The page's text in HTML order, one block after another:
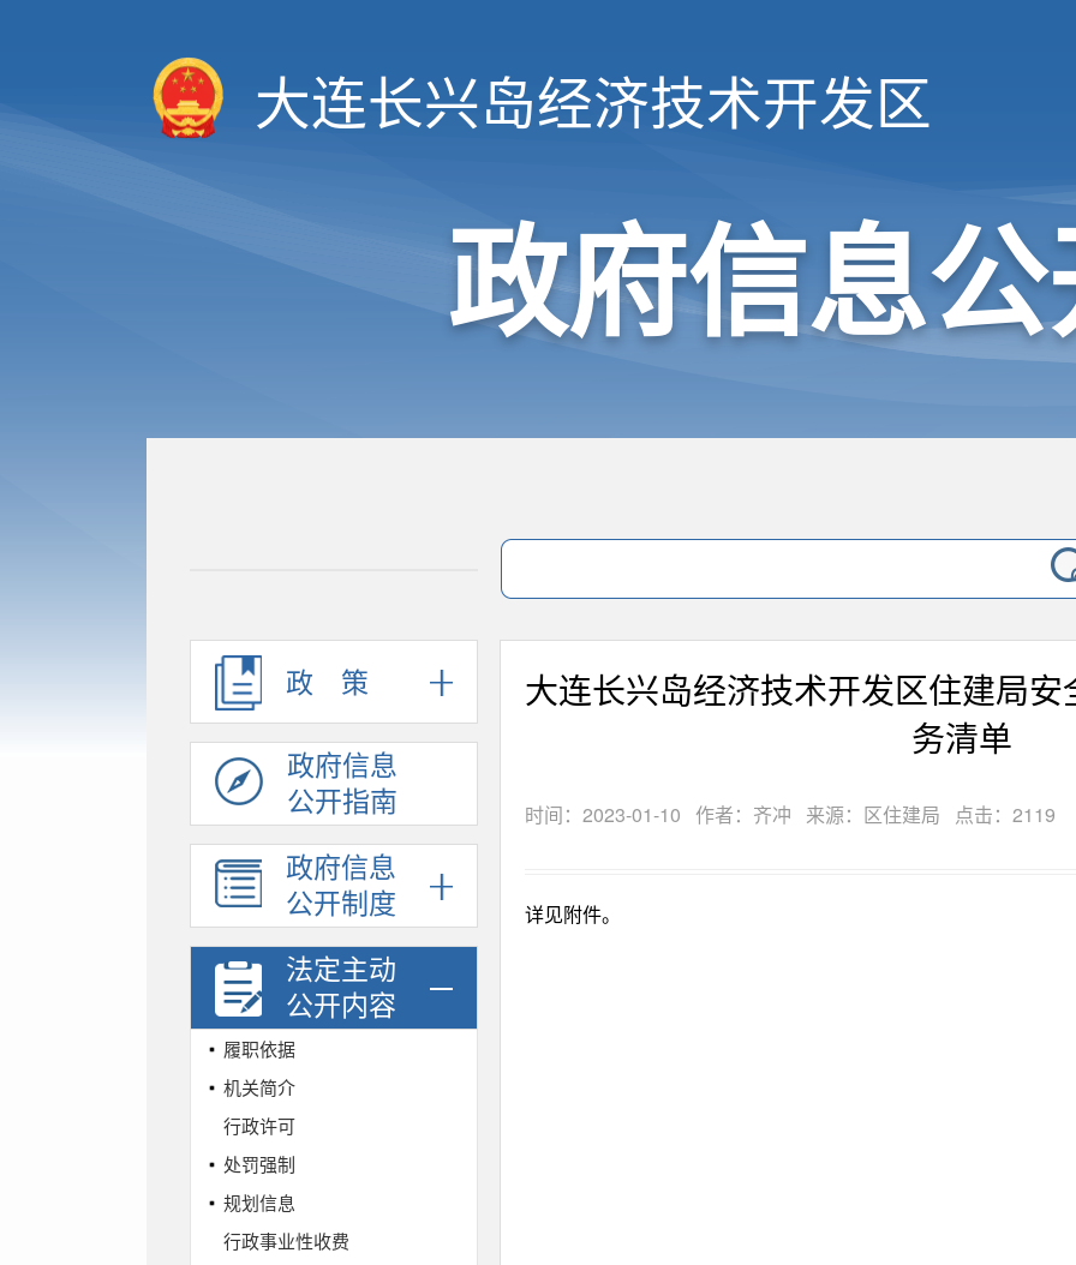
大连长兴岛经济技术开发区
政府信息
政策
政府信息
公开指南
政府信息
公开制度
法定主动
公开内容
履职依据
机关简介
行政许可
处罚强制
规划信息
行政事业性收费
大连长兴岛经济技术开发区住建局
务清单
时间：2023-01-10 作者：齐冲 来源：区住建局 点击： 2119
详见附件。